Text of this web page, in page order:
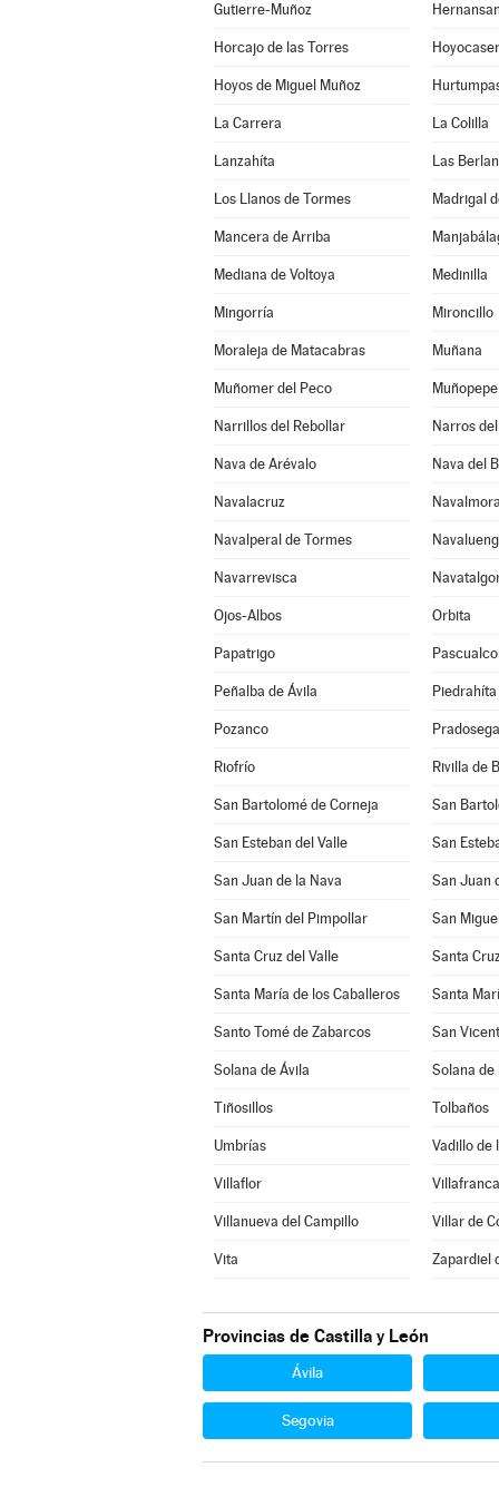
Gutierre-Muñoz
Horcajo de las Torres
Hoyos de Miguel Muñoz
La Carrera La Colilla
Lanzahíta Las
Los Llanos de Tormes Madrigal
Mancera de Arriba
Mediana de Voltoya Medinilla
Mingorría Mironcillo
Moraleja de Matacabras Muñana
Muñomer del Peco Muñopepe
Narrillos del Rebollar Narros
Nava de Arévalo Nava del
Navalacruz Navalmoral
Navalperal de Tormes
Navarrevisca
Ojos-Albos Orbita
Papatrigo
Peñalba de Ávila Piedrahíta
Pozanco
Riofrío Rivilla de
San Bartolomé de Corneja San
San Esteban del Valle San
San Juan de la Nava San Juan
San Martín del Pimpollar San
Santa Cruz del Valle Santa
Santa María de los Caballeros Santa
Santo Tomé de Zabarcos San
Solana de Ávila Solana de
Tiñosillos Tolbaños
Umbrías Vadillo de
Villaflor
Villanueva del Campillo Villar de
Vita Zapardiel
Provincias de Castilla y León
Ávila
Segovia